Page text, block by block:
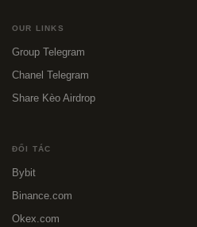
OUR LINKS
Group Telegram
Chanel Telegram
Share Kèo Airdrop
ĐỐI TÁC
Bybit
Binance.com
Okex.com